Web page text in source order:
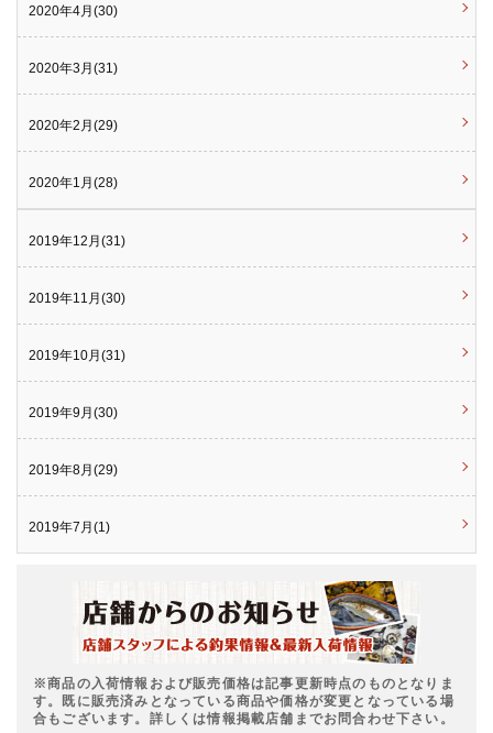
2020年4月(30)
2020年3月(31)
2020年2月(29)
2020年1月(28)
2019年12月(31)
2019年11月(30)
2019年10月(31)
2019年9月(30)
2019年8月(29)
2019年7月(1)
※商品の入荷情報および販売価格は記事更新時点のものとなりま
す。既に販売済みとなっている商品や価格が変更となっている場
合もございます。詳しくは情報掲載店舗までお問合わせ下さい。